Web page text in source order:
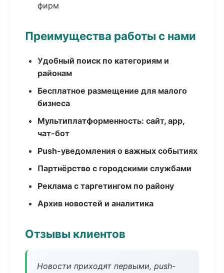
фирм
Преимущества работы с нами
Удобный поиск по категориям и
районам
Бесплатное размещение для малого
бизнеса
Мультиплатформенность: сайт, app,
чат-бот
Push-уведомления о важных событиях
Партнёрство с городскими службами
Реклама с таргетингом по району
Архив новостей и аналитика
Отзывы клиентов
Новости приходят первыми, push-